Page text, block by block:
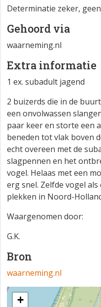
Determinatie zeker,
Gehoord via
waarneming.nl
Extra informatie
1 ex. subadult jagend
2 buizerds die in de
een onvolwassen
paar keer en storte een
beneden tot vlak boven
echt overeen met de
slagpennen en het
vogel. Helaas met een
erg snel. Zelfde vogel
plekken in Noord-
Waargenomen door:
G.K.
Bron
waarneming.nl
+